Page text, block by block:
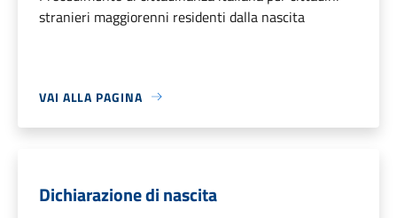
stranieri maggiorenni residenti dalla nascita
VAI ALLA PAGINA
Dichiarazione di nascita